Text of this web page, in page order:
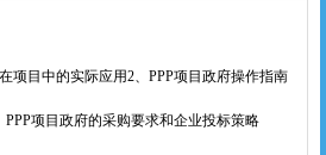
项目中的实际应用2、PPP项目政府操作指南
PPP项目政府的采购要求和企业投标策略